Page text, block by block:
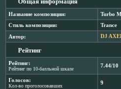
Название композиции: Turbo
Стиль композиции: Trance
Автор: DJ
Рейтинг
Рейтинг:
Рейтинг по 10-балльной шкале
7.44/10
Голосов:
Кол-во проголосовавших
9